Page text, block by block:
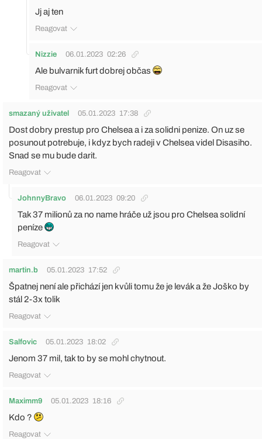
Jj aj ten
Reagovat
Nizzie 06.01.2023 02:26
Ale bulvarnik furt dobrej občas
Reagovat
smazaný uživatel 05.01.2023 17:38
Dost dobry prestup pro Chelsea a i za solidni penize. On uz se
posunout potrebuje, i kdyz bych radeji v Chelsea videl Disasiho.
Snad se mu bude darit.
Reagovat
JohnnyBravo 06.01.2023 09:20
Tak 37 milionů za no name hráče už jsou pro Chelsea solidní
peníze
Reagovat
martin.b 05.01.2023 17:52
Špatnej není ale přichází jen kvůli tomu že je levák a že Joško by
stál 2-3x tolik
Reagovat
Salfovic 05.01.2023 18:02
Jenom 37 mil, tak to by se mohl chytnout.
Reagovat
Maximm9 05.01.2023 18:16
Kdo ?
Reagovat